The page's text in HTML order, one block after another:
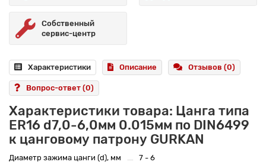
Собственный
сервис-центр
Характеристики Описание Отзывов (0)
Вопрос-ответ (0)
Характеристики товара: Цанга типа
ER16 d7,0-6,0мм 0.015мм по DIN6499
к цанговому патрону GURKAN
Диаметр зажима цанги (d), мм
7 - 6